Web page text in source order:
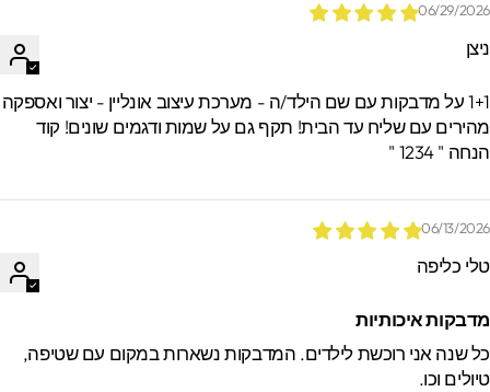
06/29/
1+1 על מדבקות עם שם הילד/ה - מערכת עיצוב אונליין - יצור ואספקה
עם שליח עד הבית! תקף גם על שמות ודגמים שונים! קוד
" 1234 "
06/13/
כליפה
איכותיות
שנה אני רוכשת לילדים. המדבקות נשארות במקום עם שטיפה,
וכו.